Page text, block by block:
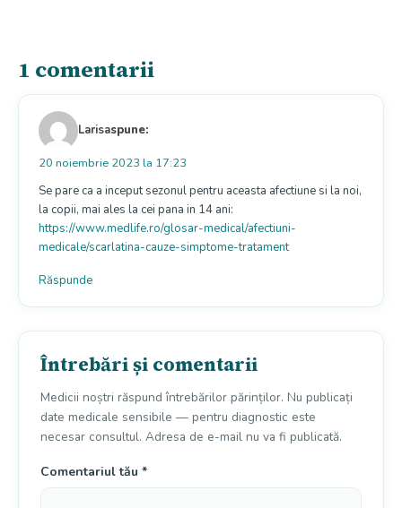
1 comentarii
Larisaspune:
20 noiembrie 2023 la 17:23
Se pare ca a inceput sezonul pentru aceasta afectiune si la noi,
la copii, mai ales la cei pana in 14 ani:
https://www.medlife.ro/glosar-medical/afectiuni-
medicale/scarlatina-cauze-simptome-tratament
Răspunde
Întrebări și comentarii
Medicii noștri răspund întrebărilor părinților. Nu publicați
date medicale sensibile — pentru diagnostic este
necesar consultul. Adresa de e-mail nu va fi publicată.
Comentariul tău *